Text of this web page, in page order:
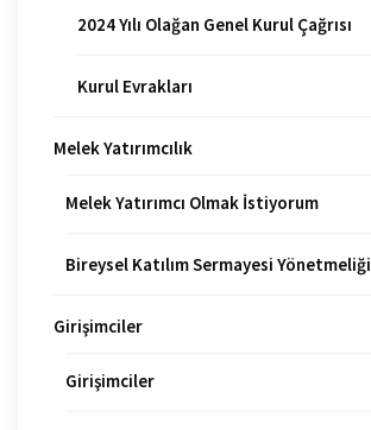
2024 Yılı Olağan Genel Kurul Çağrısı
Kurul Evrakları
Melek Yatırımcılık
Melek Yatırımcı Olmak İstiyorum
Bireysel Katılım Sermayesi Yönetmeliği
Girişimciler
Girişimciler